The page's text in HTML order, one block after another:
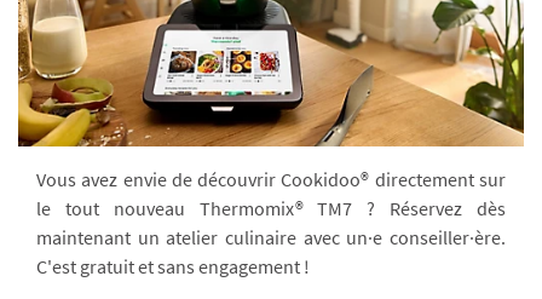
Vous avez envie de découvrir Cookidoo® directement sur
le tout nouveau Thermomix® TM7 ? Réservez dès
maintenant un atelier culinaire avec un·e conseiller·ère.
C'est gratuit et sans engagement !